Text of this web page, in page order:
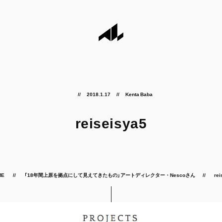
2018.1.17 Kenta Baba
reiseisya5
「18年間上原を拠点にして見えてきたもの」アートディレクター・Nescoさん